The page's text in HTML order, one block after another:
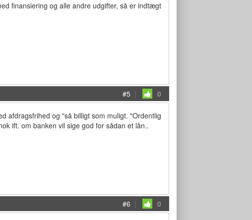
finansiering og alle andre udgifter, så er indtægt
#5 | 0
afdragsfrihed og "så billigt som muligt. "Ordentlig
ift. om banken vil sige god for sådan et lån..
#6 | 0